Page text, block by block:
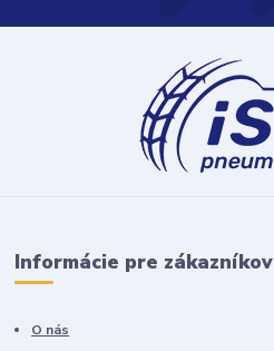
Informácie pre zákazníkov
O nás